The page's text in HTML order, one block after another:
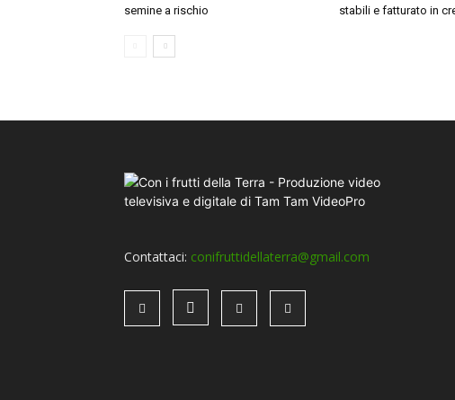
semine a rischio
stabili e fatturato in
Contattaci: conifruttidellaterra@gmail.com